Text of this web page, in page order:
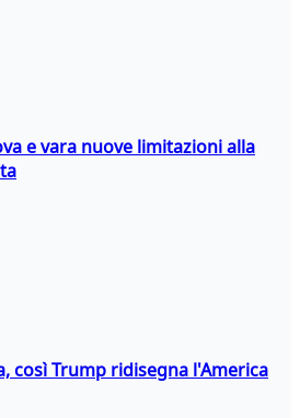
e vara nuove limitazioni alla
così Trump ridisegna l'America